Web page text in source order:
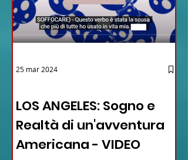
LOS ANGELES: Sogno e
Realtà di un'avventura
Americana - VIDEO
25 mar 2024